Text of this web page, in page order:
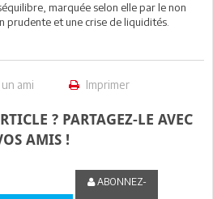
marquée selon elle par le non
prudente et une crise de liquidités.
ami Imprimer
? PARTAGEZ-LE AVEC
AMIS !
ABONNEZ-